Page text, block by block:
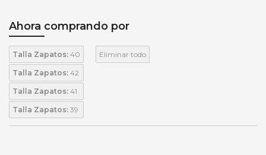
Ahora comprando por
Talla Zapatos: 40
Talla Zapatos: 42
Talla Zapatos: 41
Talla Zapatos: 39
Eliminar todo